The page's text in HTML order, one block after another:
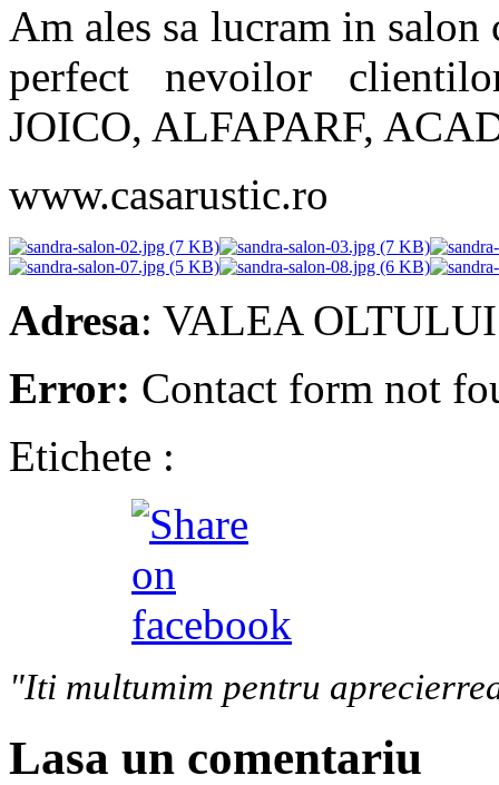
Am ales sa lucram in salon
perfect nevoilor
JOICO, ALFAPARF,
www.casarustic.ro
Adresa: VALEA
Error: Contact form not
Etichete :
"Iti multumim pentru
Lasa un comentariu